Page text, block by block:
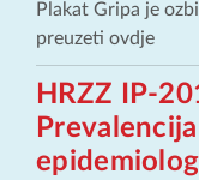
Plakat Gripa je
preuzeti ovdje
HRZZ IP-